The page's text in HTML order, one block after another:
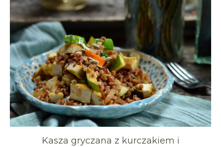
Kasza gryczana z kurczakiem i